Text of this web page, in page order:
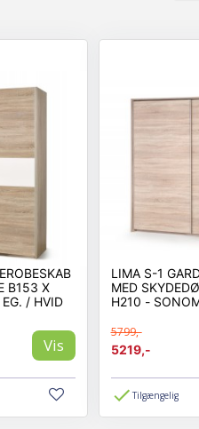
B153 X
/ HVID
Vis
LIMA S-1
MED
H210 -
5799,-
5219,-
Tilgængelig